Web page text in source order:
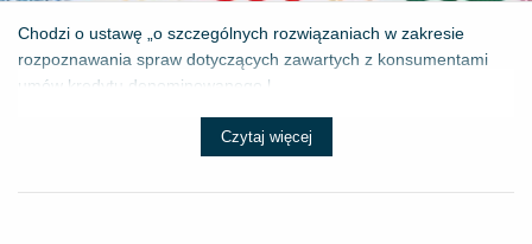
Chodzi o ustawę „o szczególnych rozwiązaniach w zakresie
rozpoznawania spraw dotyczących zawartych z konsumentami
umów kredytu denominowanego l...
Czytaj więcej